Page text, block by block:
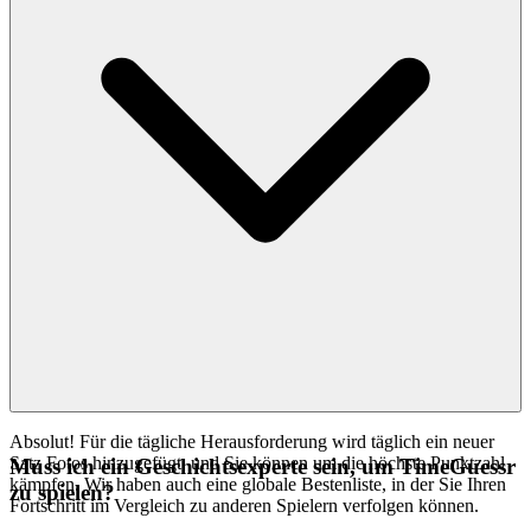
kuratorisches Versprechen: weniger Lärm, mehr Qualität, die Sie
Absolut! Für die tägliche Herausforderung wird täglich ein neuer
Satz Fotos hinzugefügt, und Sie können um die höchste Punktzahl
kämpfen. Wir haben auch eine globale Bestenliste, in der Sie Ihren
Fortschritt im Vergleich zu anderen Spielern verfolgen können.
Muss ich ein Geschichtsexperte sein, um TimeGuessr
zu spielen?